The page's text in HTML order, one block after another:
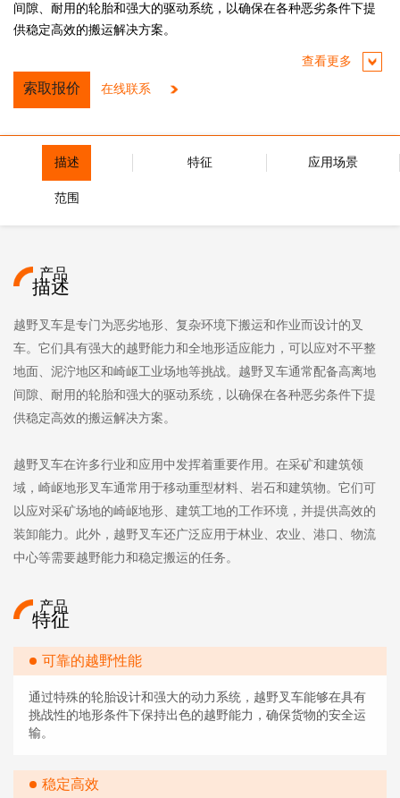
间隙、耐用的轮胎和强大的驱动系统，以确保在各种恶劣条件下提
供稳定高效的搬运解决方案。
查看更多
索取报价 在线联系
描述 特征 应用场景
范围
产品
描述
越野叉车是专门为恶劣地形、复杂环境下搬运和作业而设计的叉
车。它们具有强大的越野能力和全地形适应能力，可以应对不平整
地面、泥泞地区和崎岖工业场地等挑战。越野叉车通常配备高离地
间隙、耐用的轮胎和强大的驱动系统，以确保在各种恶劣条件下提
供稳定高效的搬运解决方案。
越野叉车在许多行业和应用中发挥着重要作用。在采矿和建筑领
域，崎岖地形叉车通常用于移动重型材料、岩石和建筑物。它们可
以应对采矿场地的崎岖地形、建筑工地的工作环境，并提供高效的
装卸能力。此外，越野叉车还广泛应用于林业、农业、港口、物流
中心等需要越野能力和稳定搬运的任务。
产品
特征
可靠的越野性能
通过特殊的轮胎设计和强大的动力系统，越野叉车能够在具有
挑战性的地形条件下保持出色的越野能力，确保货物的安全运
输。
稳定高效